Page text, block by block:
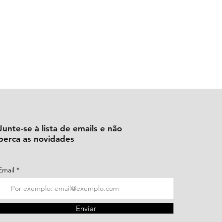
se à lista de emails e não
as novidades
Enviar